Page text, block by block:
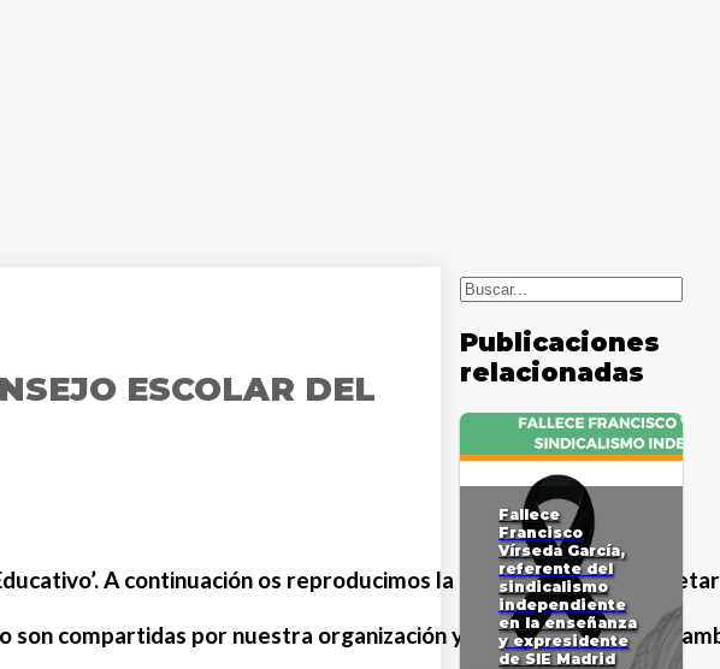
ESCOLAR DEL
A continuación os reproducimos la intervención del
compartidas por nuestra organización y esperamos puedan
Buscar
Publicaciones
relacionadas
Fallece
Francisco
Vírseda García,
referente del
sindicalismo
independiente
en la enseñanza
y expresidente
de SIE Madrid